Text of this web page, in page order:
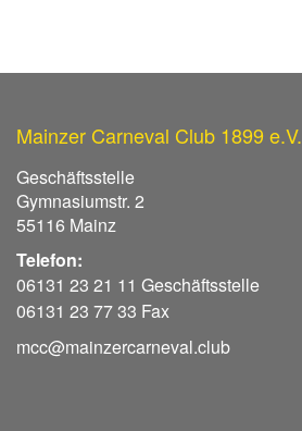
Mainzer Carneval Club 1899 e.V.
Geschäftsstelle
Gymnasiumstr. 2
55116 Mainz
Telefon:
06131 23 21 11 Geschäftsstelle
06131 23 77 33 Fax
mcc@mainzercarneval.club